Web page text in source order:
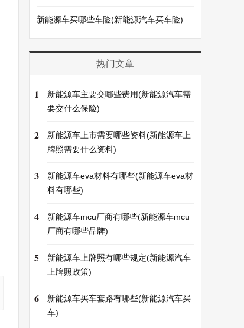
新能源车买哪些车险(新能源汽车买车险)
热门文章
1
新能源车主要交哪些费用(新能源汽车需
要交什么保险)
2
新能源车上市需要哪些资料(新能源车上
牌照需要什么资料)
3
新能源车eva材料有哪些(新能源车eva材
料有哪些)
4
新能源车mcu厂商有哪些(新能源车mcu
厂商有哪些品牌)
5
新能源车上牌照有哪些规定(新能源汽车
上牌照政策)
6
新能源车买车套路有哪些(新能源汽车买
车)